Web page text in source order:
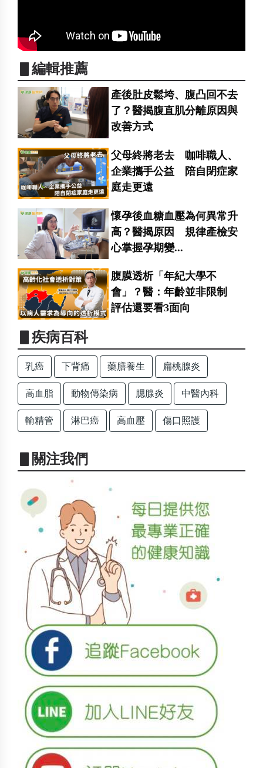
▋編輯推薦
產後肚皮鬆垮、腹凸回不去
了？醫揭腹直肌分離原因與
改善方式
父母終將老去 咖啡職人、
企業攜手公益 陪自閉症家
庭走更遠
懷孕後血糖血壓為何異常升
高？醫揭原因 規律產檢安
心掌握孕期變...
腹膜透析「年紀大學不
會」？醫：年齡並非限制
評估還要看3面向
▋疾病百科
乳癌 下背痛 藥膳養生 扁桃腺炎
高血脂 動物傳染病 腮腺炎 中醫內科
輸精管 淋巴癌 高血壓 傷口照護
▋關注我們